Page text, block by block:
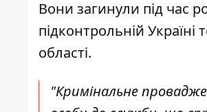
Вони загинули під час
підконтрольній
області.
"Кримінальне